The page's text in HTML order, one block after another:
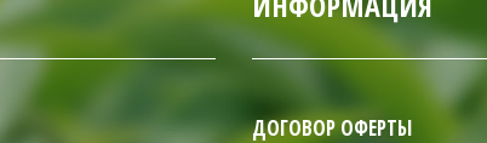
ДОГОВОР ОФЕРТЫ